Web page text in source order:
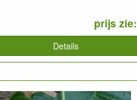
prijs zie:
Details